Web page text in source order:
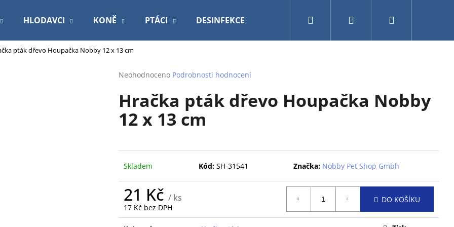
HLODAVCI KONĚ PTÁCI DESINFEKCE AKVARISTIKA A TERARISTIKA
Přihlášení
pták dřevo Houpačka Nobby 12 x 13 cm
Průměrné
produktu
je
0,0
Neohodnoceno Podrobnosti hodnocení
Hračka pták dřevo Houpačka Nobby
12 x 13 cm
Skladem Kód: SH-31541 Značka: Nobby Pet Shop Gmbh
21 Kč / ks
17 Kč bez DPH
Měrná
DO KOŠÍKU
Co potřebujete najít?
HLEDAT
PODLOŽKA 60X90CM MY FRIEND BAL